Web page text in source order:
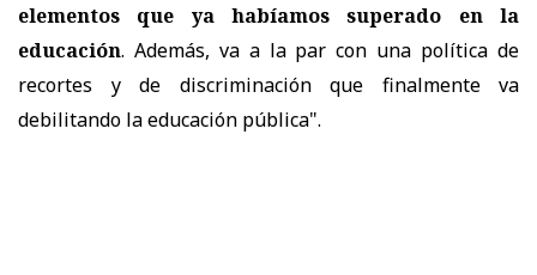
elementos que ya habíamos superado en la
educación. Además, va a la par con una política de
recortes y de discriminación que finalmente va
debilitando la educación pública".